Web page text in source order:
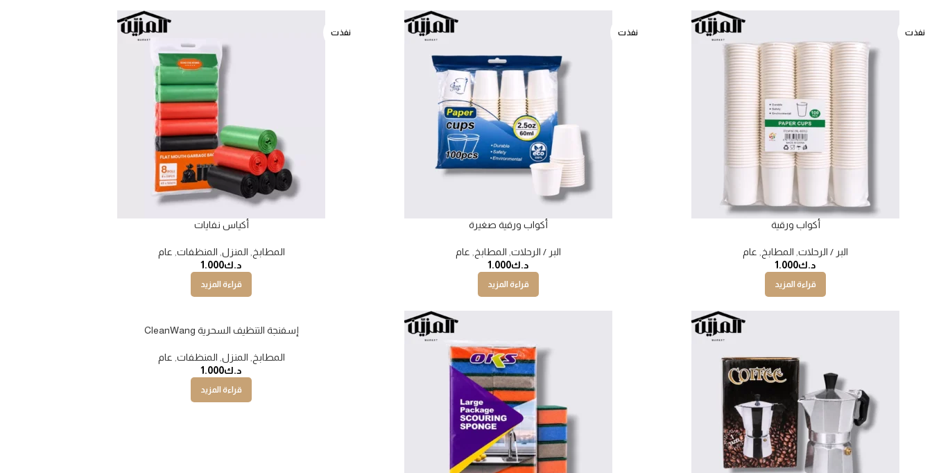
نفذت
أكواب ورقية
البر / الرحلات المطابخ
عام
د.ك1.000
قراءة المزيد
نفذت
أكواب ورقية صغيرة
البر / الرحلات المطابخ
عام
د.ك1.000
قراءة المزيد
نفذت
أكياس نفايات
المطابخ المنزل المنظفات عام
د.ك1.000
قراءة المزيد
إسفنجة التنظيف السحرية CleanWang
المطابخ المنزل المنظفات عام
د.ك1.000
قراءة المزيد